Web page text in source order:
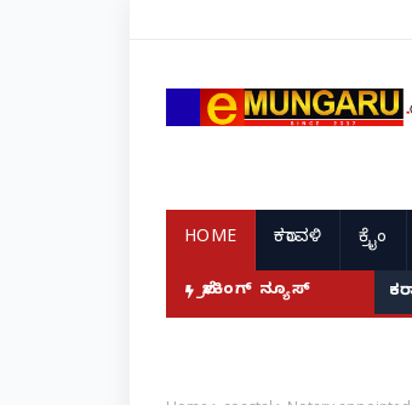
HOME ಕರಾವಳಿ ಕ್ರೈಂ
ಬ್ರೇಕಿಂಗ್ ನ್ಯೂಸ್